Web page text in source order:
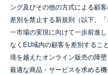
ング及びその他の方式による顧
差別を禁止する新規則（以下、
一市場の実現に向けて一歩前進
なくEU域内の顧客を差別するこ
境を越えたオンライン販売の障
最適な商品・サービスを求める